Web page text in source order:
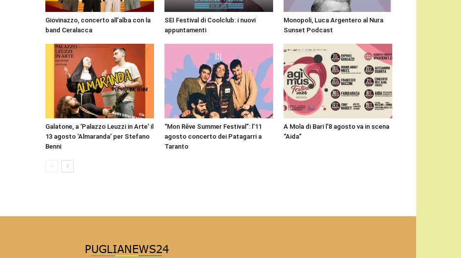
Giovinazzo, concerto all’alba con la
band Ceralacca
SEI Festival di Coolclub: i nuovi
appuntamenti
Monopoli, Luca Argentero al Nura
Sunset Podcast
Galatone, a ‘Palazzo Leuzzi in Arte’ il
13 agosto ‘Almaranda’ per Stefano
Benni
“Mon Rêve Summer Festival”: l’11
agosto concerto dei Patagarri a
Taranto
A Mola di Bari l’8 agosto va in scena
“Aida”